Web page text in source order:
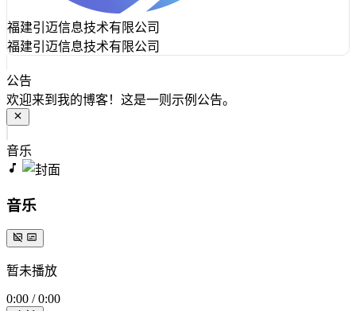
福建引迈信息技术有限公司
福建引迈信息技术有限公司
公告
欢迎来到我的博客！这是一则示例公告。
音乐
音乐
暂未播放
0:00 / 0:00